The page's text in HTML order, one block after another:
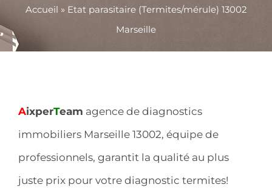
Accueil » Etat parasitaire (Termites/mérule) 13002
Marseille
AixperTeam agence de diagnostics
immobiliers Marseille 13002, équipe de
professionnels, garantit la qualité au plus
juste prix pour votre diagnostic termites!